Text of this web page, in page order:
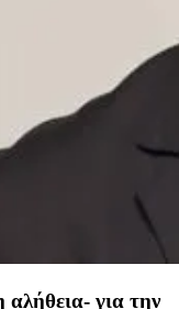
για την